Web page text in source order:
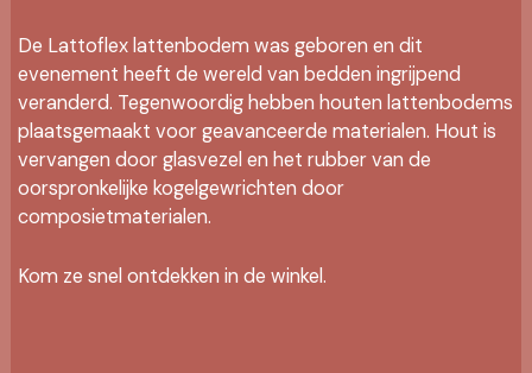
De Lattoflex lattenbodem was geboren en dit
evenement heeft de wereld van bedden ingrijpend
veranderd. Tegenwoordig hebben houten lattenbodems
plaatsgemaakt voor geavanceerde materialen. Hout is
vervangen door glasvezel en het rubber van de
oorspronkelijke kogelgewrichten door
composietmaterialen.
Kom ze snel ontdekken in de winkel.